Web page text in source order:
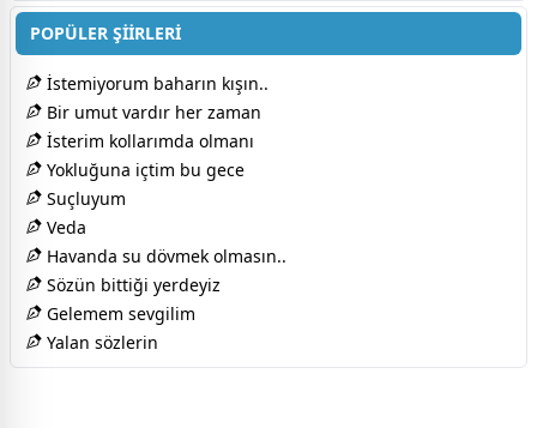
POPÜLER ŞİİRLERİ
İstemiyorum baharın kışın..
Bir umut vardır her zaman
İsterim kollarımda olmanı
Yokluğuna içtim bu gece
Suçluyum
Veda
Havanda su dövmek olmasın..
Sözün bittiği yerdeyiz
Gelemem sevgilim
Yalan sözlerin